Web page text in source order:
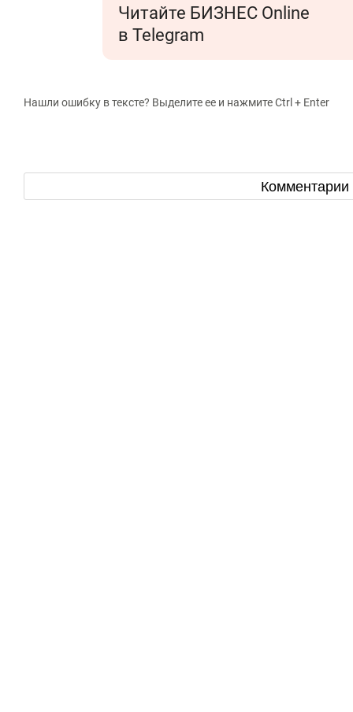
Читайте БИЗНЕС Online
в Telegram
Нашли ошибку в тексте? Выделите ее и нажмите Ctrl + Enter
Комментарии